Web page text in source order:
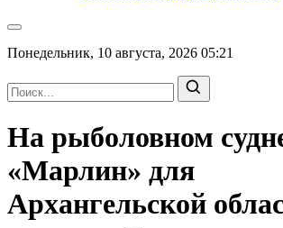
Понедельник, 10 августа, 2026 05:21
На рыболовном
«Марлин» для
Архангельской